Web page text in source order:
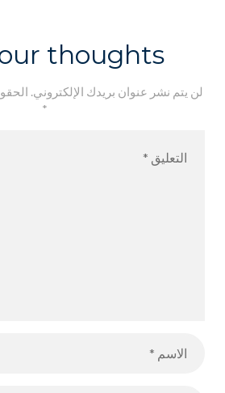
thoughts
لن يتم نشر عنوان بريدك الإلكتروني.
*